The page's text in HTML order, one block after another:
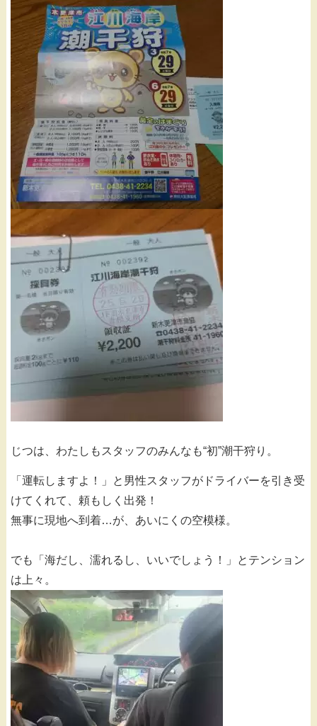
じつは、わたしもスタッフのみんなも“初”潮干狩り。
「運転しますよ！」と男性スタッフがドライバーを引き受
けてくれて、頼もしく出発！
無事に現地へ到着…が、あいにくの空模様。
でも「海だし、濡れるし、いいでしょう！」とテンション
は上々。